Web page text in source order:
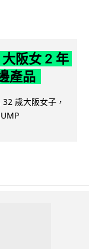
阪女 2 年
產品
歲大阪女子，